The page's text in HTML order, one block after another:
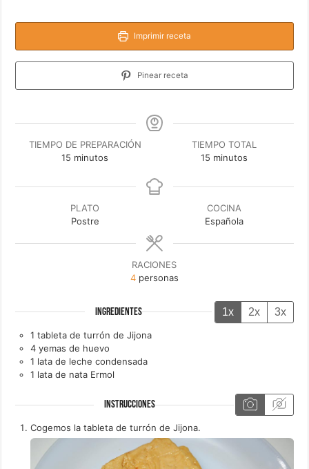
Imprimir receta
Pinear receta
TIEMPO DE PREPARACIÓN
15 minutos
minutos
TIEMPO TOTAL
15minutos
minutos
PLATO
Postre
COCINA
Española
RACIONES
4 personas
INGREDIENTES 1x 2x 3x
1 tableta de turrón de Jijona
4 yemas de huevo
1 lata de leche condensada
1 lata de nata Ermol
INSTRUCCIONES
Cogemos la tableta de turrón de Jijona.